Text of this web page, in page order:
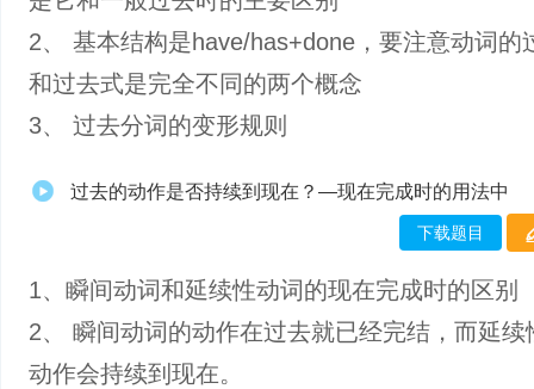
2、 基本结构是have/has+done，要注意动词的
和过去式是完全不同的两个概念
3、 过去分词的变形规则
过去的动作是否持续到现在？—现在完成时的用法中
下载题目
1、瞬间动词和延续性动词的现在完成时的区别
2、 瞬间动词的动作在过去就已经完结，而延续
动作会持续到现在。